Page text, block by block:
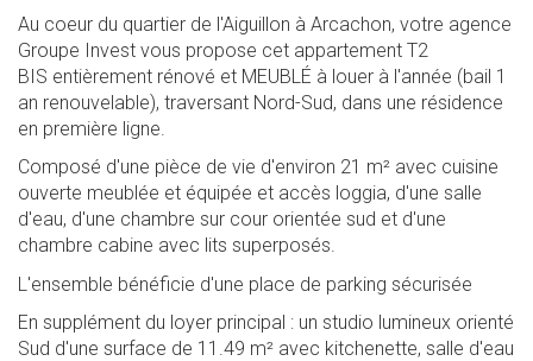
Au coeur du quartier de l'Aiguillon à Arcachon, votre agence
Groupe Invest vous propose cet appartement T2
BIS entièrement rénové et MEUBLÉ à louer à l'année (bail 1
an renouvelable), traversant Nord-Sud, dans une résidence
en première ligne.
Composé d'une pièce de vie d'environ 21 m² avec cuisine
ouverte meublée et équipée et accès loggia, d'une salle
d'eau, d'une chambre sur cour orientée sud et d'une
chambre cabine avec lits superposés.
L'ensemble bénéficie d'une place de parking sécurisée
En supplément du loyer principal : un studio lumineux orienté
Sud d'une surface de 11.49 m² avec kitchenette, salle d'eau